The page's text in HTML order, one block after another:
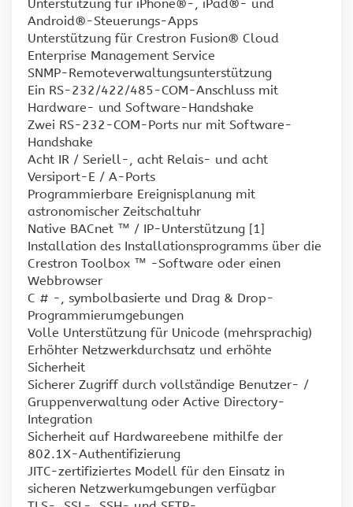
Unterstützung für iPhone®-, iPad®- und
Android®-Steuerungs-Apps
Unterstützung für Crestron Fusion® Cloud
Enterprise Management Service
SNMP-Remoteverwaltungsunterstützung
Ein RS-232/422/485-COM-Anschluss mit
Hardware- und Software-Handshake
Zwei RS-232-COM-Ports nur mit Software-
Handshake
Acht IR / Seriell-, acht Relais- und acht
Versiport-E / A-Ports
Programmierbare Ereignisplanung mit
astronomischer Zeitschaltuhr
Native BACnet ™ / IP-Unterstützung [1]
Installation des Installationsprogramms über die
Crestron Toolbox ™ -Software oder einen
Webbrowser
C # -, symbolbasierte und Drag & Drop-
Programmierumgebungen
Volle Unterstützung für Unicode (mehrsprachig)
Erhöhter Netzwerkdurchsatz und erhöhte
Sicherheit
Sicherer Zugriff durch vollständige Benutzer- /
Gruppenverwaltung oder Active Directory-
Integration
Sicherheit auf Hardwareebene mithilfe der
802.1X-Authentifizierung
JITC-zertifiziertes Modell für den Einsatz in
sicheren Netzwerkumgebungen verfügbar